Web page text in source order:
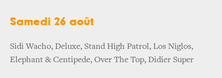
Samedi 26 août
Sidi Wacho, Deluxe, Stand High Patrol, Los Niglos,
Elephant & Centipede, Over The Top, Didier Super